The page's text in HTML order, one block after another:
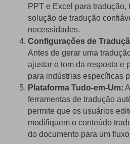
PPT e Excel para tradução,
solução de tradução
necessidades.
Configurações de
Antes de gerar uma
ajustar o tom da resposta e
para indústrias específicas
Plataforma Tudo-em-Um:
ferramentas de tradução
permite que os usuários
modifiquem o conteúdo
do documento para um